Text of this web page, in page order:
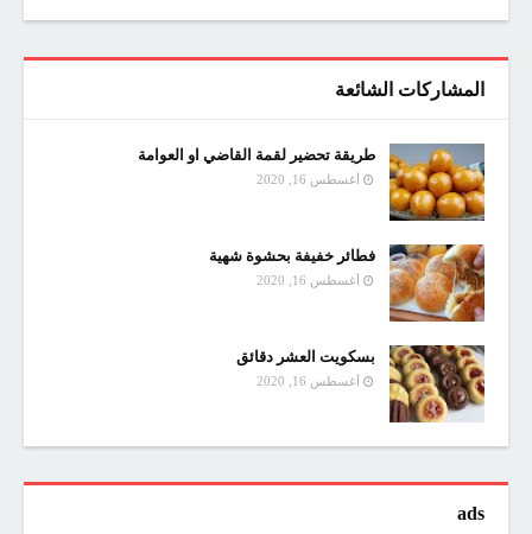
المشاركات الشائعة
طريقة تحضير لقمة القاضي او العوامة
أغسطس 16, 2020
فطائر خفيفة بحشوة شهية
أغسطس 16, 2020
بسكويت العشر دقائق
أغسطس 16, 2020
ads